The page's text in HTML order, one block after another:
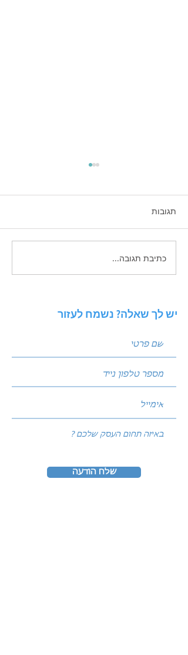
איך להפסיק "לבזבז" תקציב
פרסום ולהתחיל לבנות נכס
תגובות
כתיבת תגובה...
יש לך שאלה? נשמח לעזור
שלח הודעה